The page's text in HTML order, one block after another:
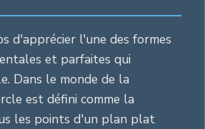
d'apprécier l'une des formes
et parfaites qui
Dans le monde de la
est défini comme la
les points d'un plan plat